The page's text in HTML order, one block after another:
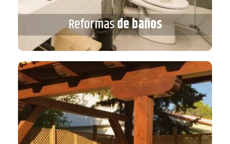
Reformasde baños
VER MÁS